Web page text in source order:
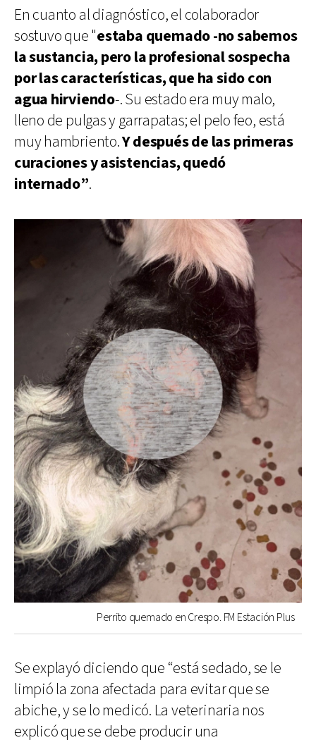
En cuanto al diagnóstico, el colaborador
sostuvo que "estaba quemado -no sabemos
la sustancia, pero la profesional sospecha
por las características, que ha sido con
agua hirviendo-. Su estado era muy malo,
lleno de pulgas y garrapatas; el pelo feo, está
muy hambriento.Y después de las primeras
curaciones y asistencias, quedó
internado”.
Perrito quemado en Crespo. FM Estación Plus
Se explayó diciendo que “está sedado, se le
limpió la zona afectada para evitar que se
abiche, y se lo medicó. La veterinaria nos
explicó que se debe producir una